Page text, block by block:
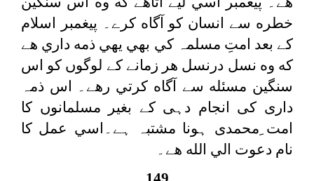
خطره سے انسان كو آگاه كرے۔ پيغمبر اسلام
كے بعد امتِ مسلمہ كي بھي يهي ذمه داري هے
كه وه نسل درنسل هر زمانے كے لوگوں كو اس
سنگين مسئله سے آگاه كرتي رهے۔ اس ذمہ
داری کی انجام دہی کے بغیر مسلمانوں کا
امت ِمحمدی ہونا مشتبہ ہے۔اسي عمل كا
نام دعوت الي الله هے۔